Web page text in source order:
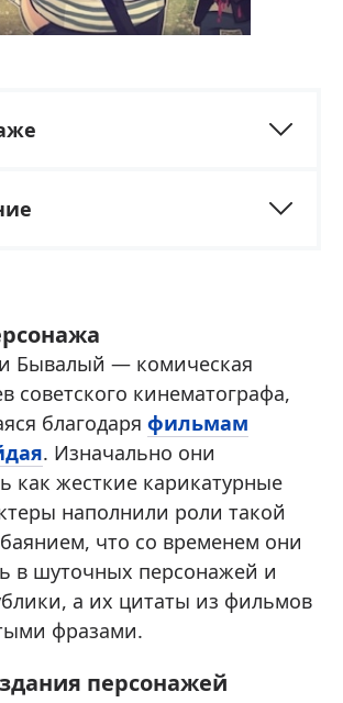
и Бывалый — комическая
советского кинематографа,
благодаря фильмам
. Изначально они
как жесткие карикатурные
наполнили роли такой
что со временем они
в шуточных персонажей и
а их цитаты из фильмов
фразами.
персонажей